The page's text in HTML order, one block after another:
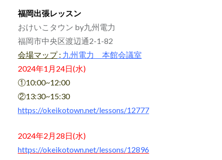
福岡出張レッスン
おけいこタウン by九州電力
福岡市中央区渡辺通2-1-82
会場マップ: 九州電力 本館会議室
2024年1月24日(水)
①10:00~12:00
②13:30~15:30
https://okeikotown.net/lessons/12777
2024年2月28日(水)
https://okeikotown.net/lessons/12896